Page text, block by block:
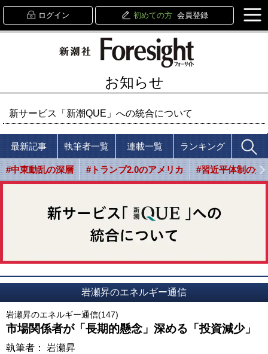
ログイン 初めての方 会員登録
お知らせ
新サービス「新潮QUE」への統合について
最新記事 執筆者一覧 連載一覧 ランキング
#中東動乱の深層 #トランプ2.0のアメリカ #習近平体制の光
岩瀬昇のエネルギー通信
岩瀬昇のエネルギー通信(147)
市場関係者が「長期的懸念」深める「投資減少」
執筆者： 岩瀬昇